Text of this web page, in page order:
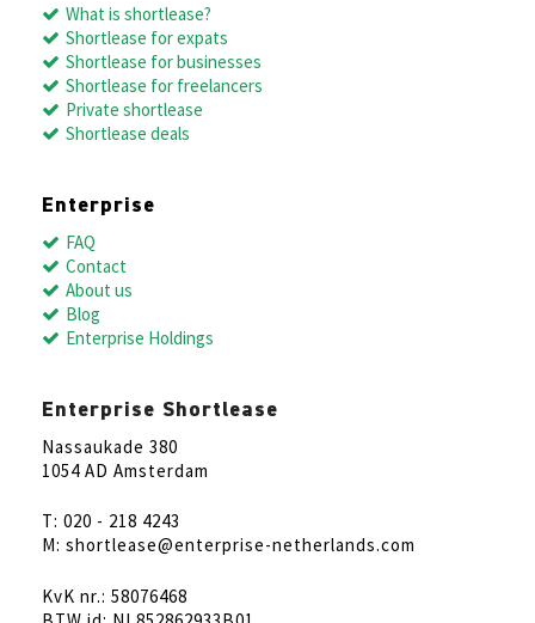
What is shortlease?
Shortlease for expats
Shortlease for businesses
Shortlease for freelancers
Private shortlease
Shortlease deals
Enterprise
FAQ
Contact
About us
Blog
Enterprise Holdings
Enterprise Shortlease
Nassaukade 380
1054 AD Amsterdam
T: 020 - 218 4243
M: shortlease@enterprise-netherlands.com
KvK nr.: 58076468